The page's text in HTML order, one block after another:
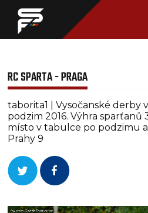
RC SPARTA - PRAGA
taborita1 | Vysočanské derby
podzim 2016. Výhra
místo v tabulce po podzimu
Prahy 9